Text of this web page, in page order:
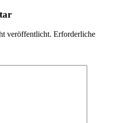
veröffentlicht. Erforderliche